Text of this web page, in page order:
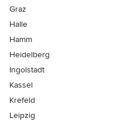
Graz
Halle
Hamm
Heidelberg
Ingolstadt
Kassel
Krefeld
Leipzig